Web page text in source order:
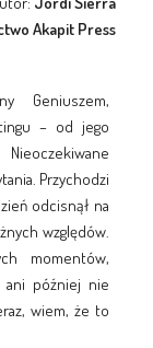
Akapit Press
Geniuszem,
– od jego
Przychodzi
odcisnął na
względów.
momentów,
ani później nie
wiem, że to